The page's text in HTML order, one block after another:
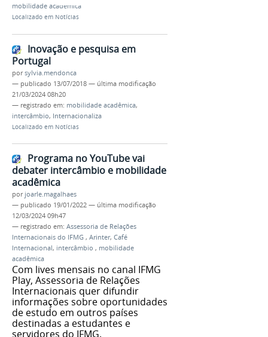
mobilidade acadêmica
Localizado em Notícias
Inovação e pesquisa em
Portugal
porsylvia.mendonca
— publicado 13/07/2018 — última modificação
21/03/2024 08h20
— registrado em: mobilidade acadêmica,
intercâmbio, Internacionaliza
Localizado em Notícias
Programa no YouTube vai
debater intercâmbio e mobilidade
acadêmica
por joarle.magalhaes
— publicado 19/01/2022 — última modificação
12/03/2024 09h47
— registrado em: Assessoria de Relações
Internacionais do IFMG , Arinter, Café
Internacional, intercâmbio , mobilidade
acadêmica
Com lives mensais no canal IFMG
Play, Assessoria de Relações
Internacionais quer difundir
informações sobre oportunidades
de estudo em outros países
destinadas a estudantes e
servidores do IFMG.